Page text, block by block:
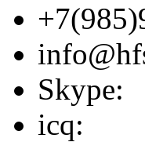
Skype:
icq: